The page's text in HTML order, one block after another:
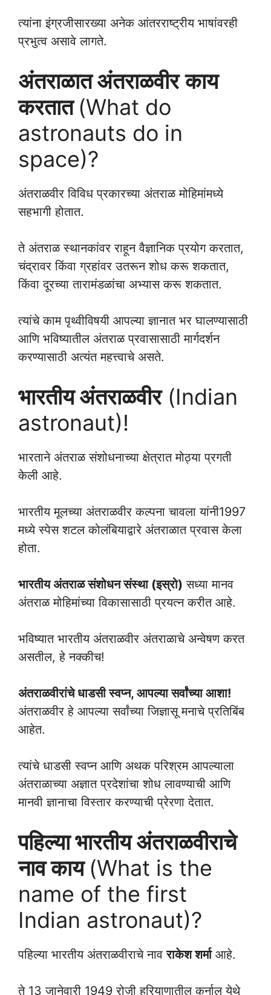
त्यांना इंग्रजीसारख्या अनेक आंतरराष्ट्रीय भाषांवरही
प्रभुत्व असावे लागते.
अंतराळातअंतराळवीर काय
करतात(What do
astronauts do in
space)?
अंतराळवीर विविध प्रकारच्या अंतराळ मोहिमांमध्ये
सहभागी होतात.
ते अंतराळ स्थानकांवर राहून वैज्ञानिक प्रयोग करतात,
चंद्रावर किंवा ग्रहांवर उतरून शोध करू शकतात,
किंवा दूरच्या तारामंडळांचा अभ्यास करू शकतात.
त्यांचे काम पृथ्वीविषयी आपल्या ज्ञानात भर घालण्यासाठी
आणि भविष्यातील अंतराळ प्रवासासाठी मार्गदर्शन
करण्यासाठी अत्यंत महत्त्वाचे असते.
भारतीय अंतराळवीर(Indian
astronaut)!
भारताने अंतराळ संशोधनाच्या क्षेत्रात मोठ्या प्रगती
केली आहे.
भारतीय मूलच्या अंतराळवीर कल्पना चावला यांनी1997
मध्ये स्पेस शटल कोलंबियाद्वारे अंतराळात प्रवास केला
होता.
भारतीय अंतराळ संशोधन संस्था (इस्रो) सध्या मानव
अंतराळ मोहिमांच्या विकासासाठी प्रयत्न करीत आहे.
भविष्यात भारतीय अंतराळवीर अंतराळाचे अन्वेषण करत
असतील, हे नक्कीच!
अंतराळवीरांचे धाडसी स्वप्न, आपल्या सर्वांच्या आशा!
अंतराळवीर हे आपल्या सर्वांच्या जिज्ञासू मनाचे प्रतिबिंब
आहेत.
त्यांचे धाडसी स्वप्न आणि अथक परिश्रम आपल्याला
अंतराळाच्या अज्ञात प्रदेशांचा शोध लावण्याची आणि
मानवी ज्ञानाचा विस्तार करण्याची प्रेरणा देतात.
पहिल्या भारतीय अंतराळवीराचे
नाव काय (What is the
name of the first
Indian astronaut)?
पहिल्या भारतीय अंतराळवीराचे नावराकेश शर्माआहे.
ते 13 जानेवारी 1949 रोजी हरियाणातील कर्नाल येथे